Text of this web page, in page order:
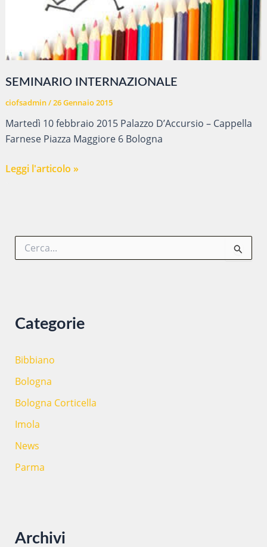
SEMINARIO INTERNAZIONALE
ciofsadmin/26 Gennaio 2015
Martedì 10 febbraio 2015 Palazzo D’Accursio – Cappella
Farnese Piazza Maggiore 6 Bologna
SEMINARIO
Leggi l'articolo »
Categorie
Bibbiano
Bologna
Bologna Corticella
Imola
News
Parma
Archivi